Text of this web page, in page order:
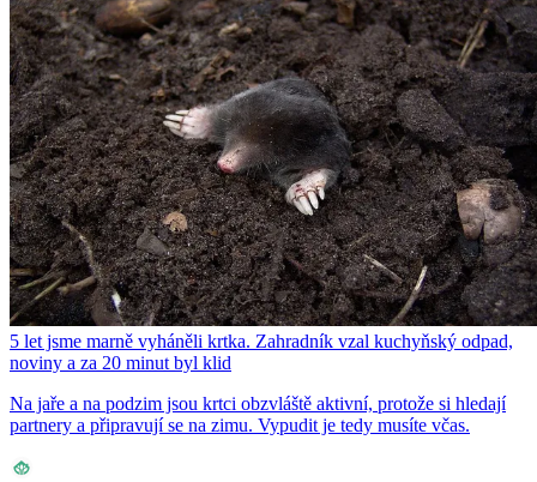
5 let jsme marně vyháněli krtka. Zahradník vzal kuchyňský odpad,
noviny a za 20 minut byl klid
Na jaře a na podzim jsou krtci obzvláště aktivní, protože si hledají
partnery a připravují se na zimu. Vypudit je tedy musíte včas.